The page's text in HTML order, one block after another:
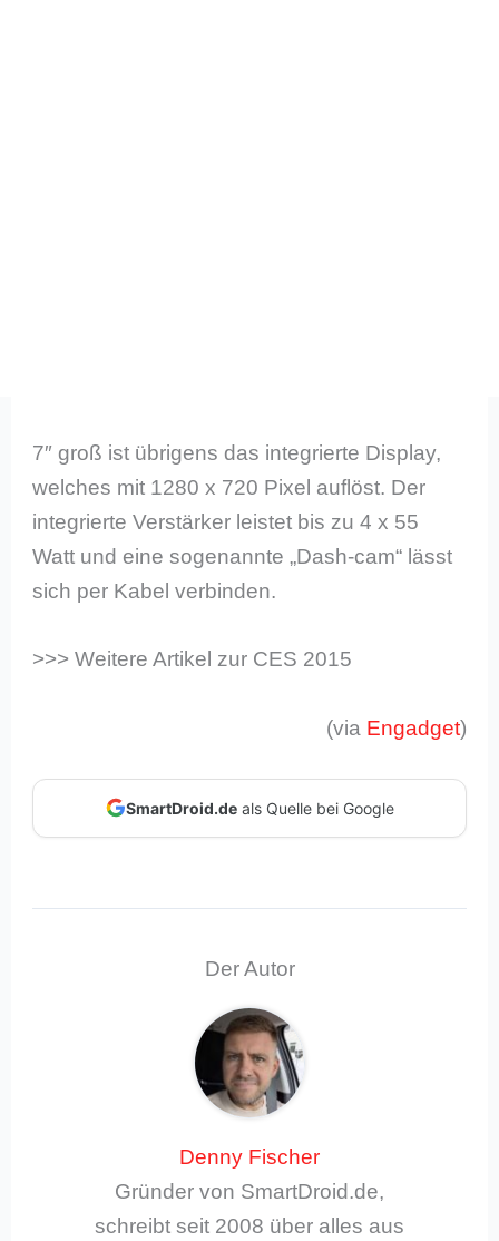
7″ groß ist übrigens das integrierte Display,
welches mit 1280 x 720 Pixel auflöst. Der
integrierte Verstärker leistet bis zu 4 x 55
Watt und eine sogenannte „Dash-cam“ lässt
sich per Kabel verbinden.
>>> Weitere Artikel zur CES 2015
(via Engadget)
SmartDroid.deals Quelle bei Google
Der Autor
Denny Fischer
Gründer von SmartDroid.de,
schreibt seit 2008 über alles aus